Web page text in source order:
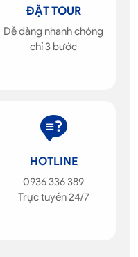
ĐẶT TOUR
Dễ dàng nhanh chóng
chỉ 3 bước
HOTLINE
0936 336 389
Trực tuyến 24/7